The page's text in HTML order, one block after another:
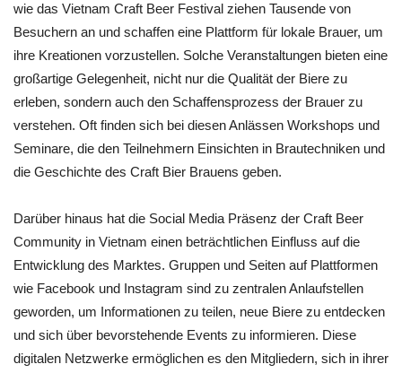
wie das Vietnam Craft Beer Festival ziehen Tausende von
Besuchern an und schaffen eine Plattform für lokale Brauer, um
ihre Kreationen vorzustellen. Solche Veranstaltungen bieten eine
großartige Gelegenheit, nicht nur die Qualität der Biere zu
erleben, sondern auch den Schaffensprozess der Brauer zu
verstehen. Oft finden sich bei diesen Anlässen Workshops und
Seminare, die den Teilnehmern Einsichten in Brautechniken und
die Geschichte des Craft Bier Brauens geben.
Darüber hinaus hat die Social Media Präsenz der Craft Beer
Community in Vietnam einen beträchtlichen Einfluss auf die
Entwicklung des Marktes. Gruppen und Seiten auf Plattformen
wie Facebook und Instagram sind zu zentralen Anlaufstellen
geworden, um Informationen zu teilen, neue Biere zu entdecken
und sich über bevorstehende Events zu informieren. Diese
digitalen Netzwerke ermöglichen es den Mitgliedern, sich in ihrer